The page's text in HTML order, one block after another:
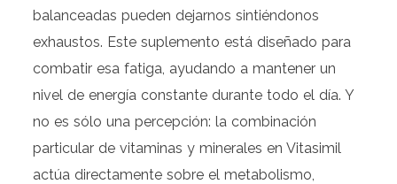
balanceadas pueden dejarnos sintiéndonos
exhaustos. Este suplemento está diseñado para
combatir esa fatiga, ayudando a mantener un
nivel de energía constante durante todo el día. Y
no es sólo una percepción: la combinación
particular de vitaminas y minerales en Vitasimil
actúa directamente sobre el metabolismo,